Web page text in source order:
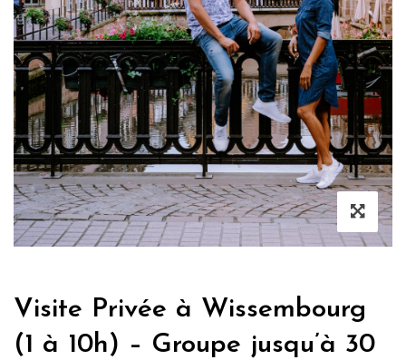
Visite Privée à Wissembourg
(1 à 10h) – Groupe jusqu’à 30